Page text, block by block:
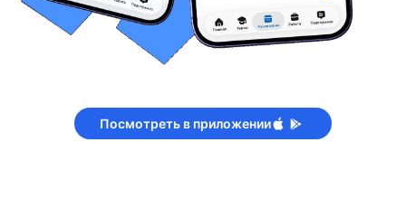
Посмотреть в приложении